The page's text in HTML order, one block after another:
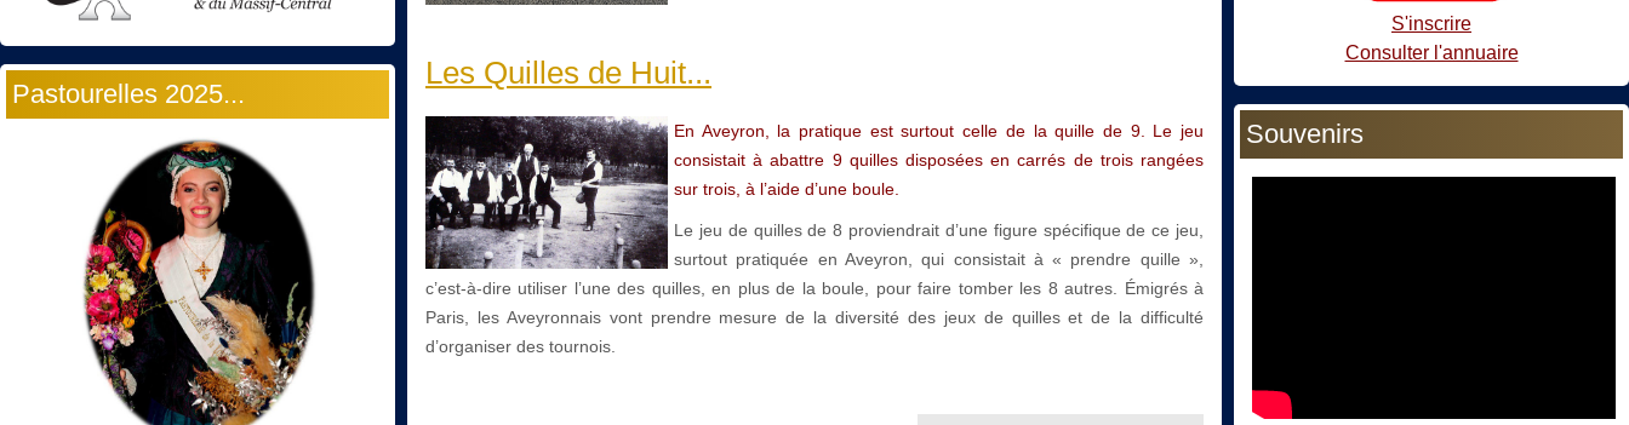
Pastourelles 2025...
Les Quilles de Huit...
En Aveyron, la pratique est surtout celle de la quille de 9. Le jeu
consistait à abattre 9 quilles disposées en carrés de trois rangées
sur trois, à l’aide d’une boule.
Le jeu de quilles de 8 proviendrait d’une figure spécifique de ce jeu,
surtout pratiquée en Aveyron, qui consistait à « prendre quille »,
c’est-à-dire utiliser l’une des quilles, en plus de la boule, pour faire tomber les 8 autres. Émigrés à
Paris, les Aveyronnais vont prendre mesure de la diversité des jeux de quilles et de la difficulté
d’organiser des tournois.
S'inscrire
Consulter l'annuaire
Souvenirs